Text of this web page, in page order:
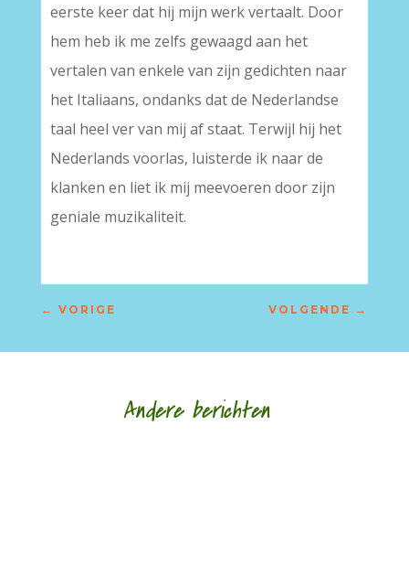
eerste keer dat hij mijn werk vertaalt. Door
hem heb ik me zelfs gewaagd aan het
vertalen van enkele van zijn gedichten naar
het Italiaans, ondanks dat de Nederlandse
taal heel ver van mij af staat. Terwijl hij het
Nederlands voorlas, luisterde ik naar de
klanken en liet ik mij meevoeren door zijn
geniale muzikaliteit.
← VORIGE VOLGENDE →
Andere berichten